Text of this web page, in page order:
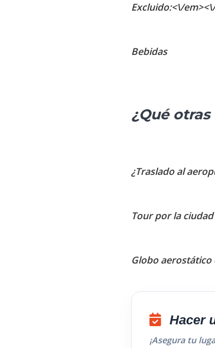
Excluido:<\/
Bebidas
¿Qué
¿Traslado al
Tour por la
Globo aerostático
Hacer
¡Asegura tu